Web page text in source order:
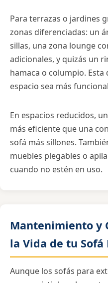
Para terrazas o jardines
zonas diferenciadas: un
sillas, una zona lounge
adicionales, y quizás un
hamaca o columpio.
espacio sea más
En espacios reducidos,
más eficiente que una
sofá más sillones.
muebles plegables o
cuando no estén en uso.
Mantenimiento y
la Vida de tu
Aunque los sofás para